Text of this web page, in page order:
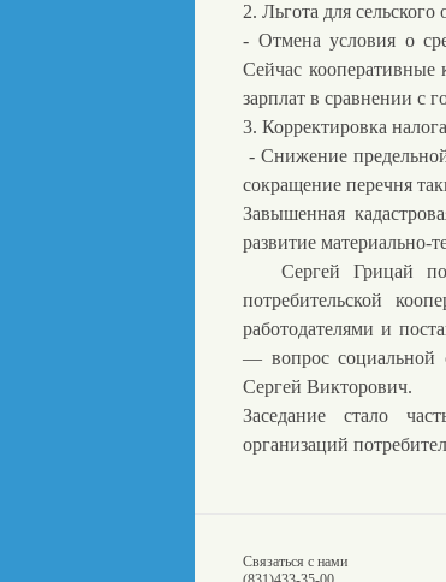
2. Льгота для сельского
- Отмена условия о
Сейчас кооперативные
зарплат в сравнении с
3. Корректировка
- Снижение
сокращение перечня
Завышенная
развитие материально-
Сергей Грицай
потребительской
работодателями и
— вопрос социальной
Сергей Викторович.
Заседание стало
организаций
Связаться с нами